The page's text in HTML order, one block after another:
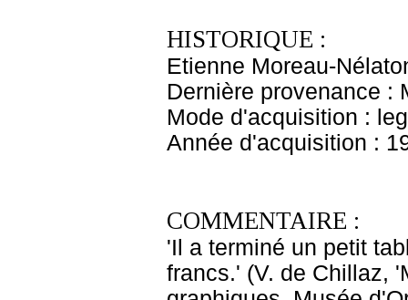
HISTORIQUE :
Etienne Moreau-
Dernière provenance :
Mode d'acquisition :
Année d'acquisition :
COMMENTAIRE :
'Il a terminé un petit
francs.' (V. de Chillaz,